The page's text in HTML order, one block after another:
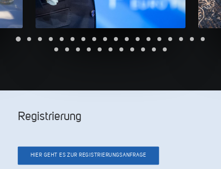
Registrierung
HIER GEHT ES ZUR REGISTRIERUNGSANFRAGE